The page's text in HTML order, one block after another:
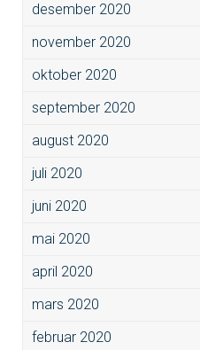
desember 2020
november 2020
oktober 2020
september 2020
august 2020
juli 2020
juni 2020
mai 2020
april 2020
mars 2020
februar 2020